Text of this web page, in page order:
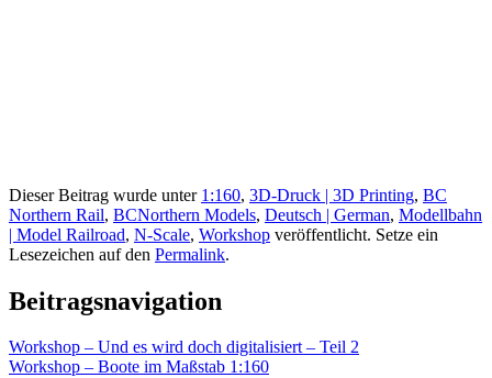
Dieser Beitrag wurde unter 1:160, 3D-Druck | 3D Printing, BC
Northern Rail, BCNorthern Models, Deutsch | German, Modellbahn
| Model Railroad, N-Scale, Workshop veröffentlicht. Setze ein
Lesezeichen auf den Permalink.
Beitragsnavigation
Workshop – Und es wird doch digitalisiert – Teil 2
Workshop – Boote im Maßstab 1:160